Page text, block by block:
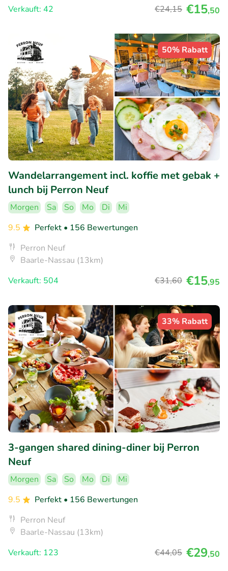
Verkauft: 42
€24,15 €15,50
50% Rabatt
Wandelarrangement incl. koffie met gebak +
lunch bij Perron Neuf
Morgen Sa So Mo Di
Mi
9.5
Perfekt • 156 Bewertungen
Perron Neuf
Baarle-Nassau (13km)
Verkauft: 504
€31,60 €15,95
33% Rabatt
3-gangen shared dining-diner bij Perron
Neuf
Morgen Sa So Mo Di
Mi
9.5
Perfekt • 156 Bewertungen
Perron Neuf
Baarle-Nassau (13km)
Verkauft: 123
€44,05 €29,50